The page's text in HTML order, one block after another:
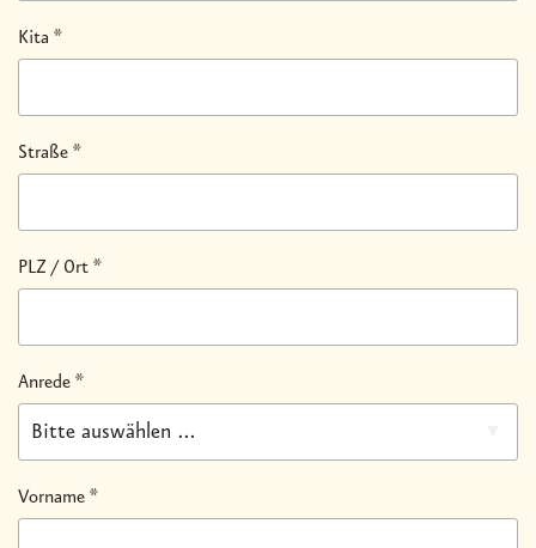
Kita *
Straße *
PLZ / Ort *
Anrede *
Bitte auswählen ...
Vorname *